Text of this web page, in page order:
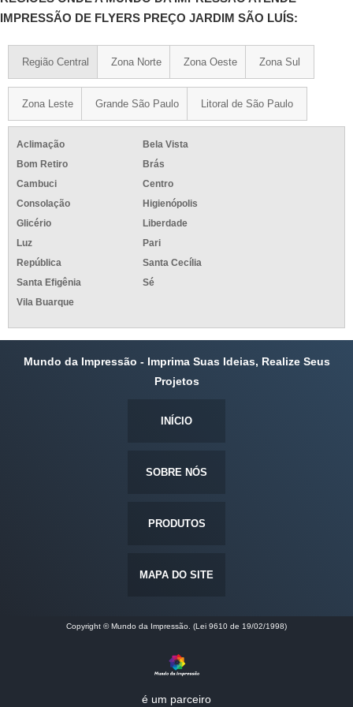
IMPRESSÃO DE FLYERS PREÇO JARDIM SÃO LUÍS:
Região Central Zona Norte Zona Oeste Zona Sul
Zona Leste Grande São Paulo Litoral de São Paulo
Aclimação
Bela Vista
Bom Retiro
Brás
Cambuci
Centro
Consolação
Higienópolis
Glicério
Liberdade
Luz
Pari
República
Santa Cecília
Santa Efigênia
Sé
Vila Buarque
Mundo da Impressão - Imprima Suas Ideias, Realize Seus
Projetos
INÍCIO
SOBRE NÓS
PRODUTOS
MAPA DO SITE
Copyright © Mundo da Impressão. (Lei 9610 de 19/02/1998)
é um parceiro